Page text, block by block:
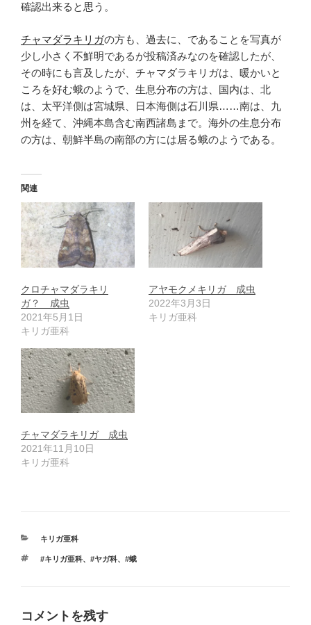
確認出来ると思う。
チャマダラキリガの方も、過去に、であることを写真が
少し小さく不鮮明であるが投稿済みなのを確認したが、
その時にも言及したが、チャマダラキリガは、暖かいと
ころを好む蛾のようで、生息分布の方は、国内は、北
は、太平洋側は宮城県、日本海側は石川県……南は、九
州を経て、沖縄本島含む南西諸島まで。海外の生息分布
の方は、朝鮮半島の南部の方には居る蛾のようである。
関連
クロチャマダラキリ
ガ？ 成虫
2021年5月1日
キリガ亜科
アヤモクメキリガ 成虫
2022年3月3日
キリガ亜科
チャマダラキリガ 成虫
2021年11月10日
キリガ亜科
カ
ゴ
キリガ亜科
タ
#キリガ亜科、 #ヤガ科、 #蛾
コメントを残す